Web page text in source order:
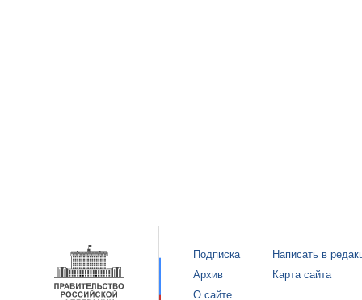
Подписка
Архив
О сайте
Написать в
Карта сайта